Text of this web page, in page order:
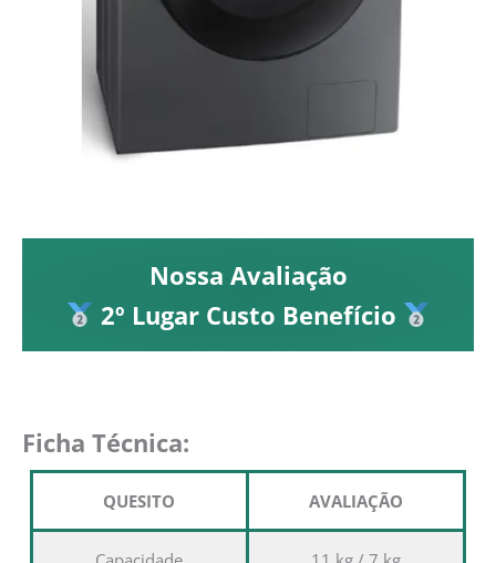
Nossa Avaliação
2º Lugar Custo Benefício
Ficha Técnica:
QUESITO AVALIAÇÃO